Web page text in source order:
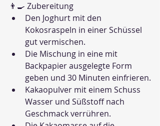
👨‍🍳 Zubereitung
Den Joghurt mit den
Kokosraspeln in einer Schüssel
gut vermischen.
Die Mischung in eine mit
Backpapier ausgelegte Form
geben und 30 Minuten einfrieren.
Kakaopulver mit einem Schuss
Wasser und Süßstoff nach
Geschmack verrühren.